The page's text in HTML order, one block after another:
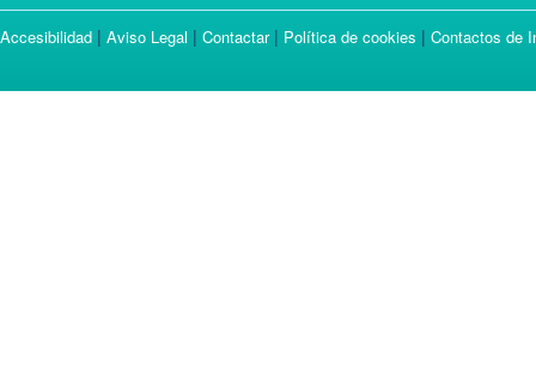
Accesibilidad | Aviso Legal | Contactar| Política de cookies | Contactos de